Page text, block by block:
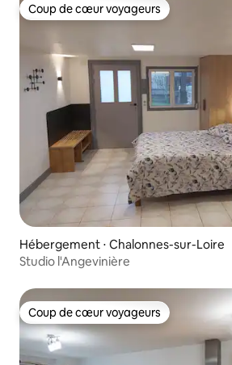
Coup de cœur voyageurs
Coup de cœur voyageurs
Hébergement ⋅ Chalonnes-sur-Loire
Studio l'Angevinière
Coup de cœur voyageurs
Coup de cœur voyageurs